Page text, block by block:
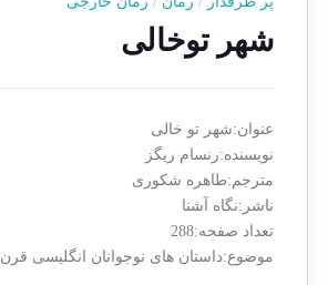
شهر توخالی
عنوان:شهر تو خالی
نویسنده:رنسام ریگز
مترجم:طاهره شکوری
ناشر:نگاه آشنا
تعداد صفحه:288
موضوع:داستان های نوجوانان انگلیسی قرن 20